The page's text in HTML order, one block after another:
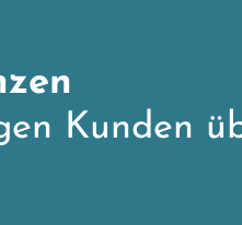
Kunden